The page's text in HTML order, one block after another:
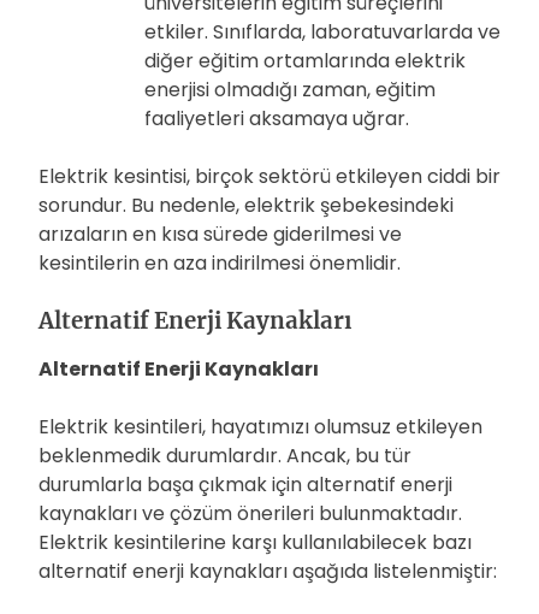
etkiler. Sınıflarda, laboratuvarlarda ve
diğer eğitim ortamlarında elektrik
enerjisi olmadığı zaman, eğitim
faaliyetleri aksamaya uğrar.
Elektrik kesintisi, birçok sektörü etkileyen ciddi bir
sorundur. Bu nedenle, elektrik şebekesindeki
arızaların en kısa sürede giderilmesi ve
kesintilerin en aza indirilmesi önemlidir.
Alternatif Enerji Kaynakları
Alternatif Enerji Kaynakları
Elektrik kesintileri, hayatımızı olumsuz etkileyen
beklenmedik durumlardır. Ancak, bu tür
durumlarla başa çıkmak için alternatif enerji
kaynakları ve çözüm önerileri bulunmaktadır.
Elektrik kesintilerine karşı kullanılabilecek bazı
alternatif enerji kaynakları aşağıda listelenmiştir: